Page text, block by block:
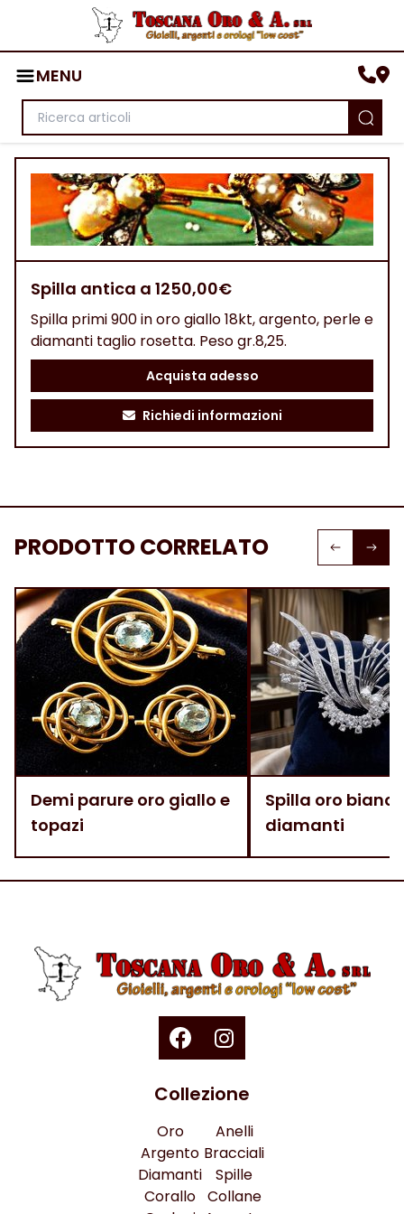
MENU
Spilla antica a 1250,00€
Spilla primi 900 in oro giallo 18kt, argento, perle e
diamanti taglio rosetta. Peso gr.8,25.
Acquista adesso
Richiedi informazioni
PRODOTTO CORRELATO
Demi parure oro giallo e
topazi
Spilla oro
diamanti
Collezione
Oro
Argento
Diamanti
Corallo
Anelli
Bracciali
Spille
Collane